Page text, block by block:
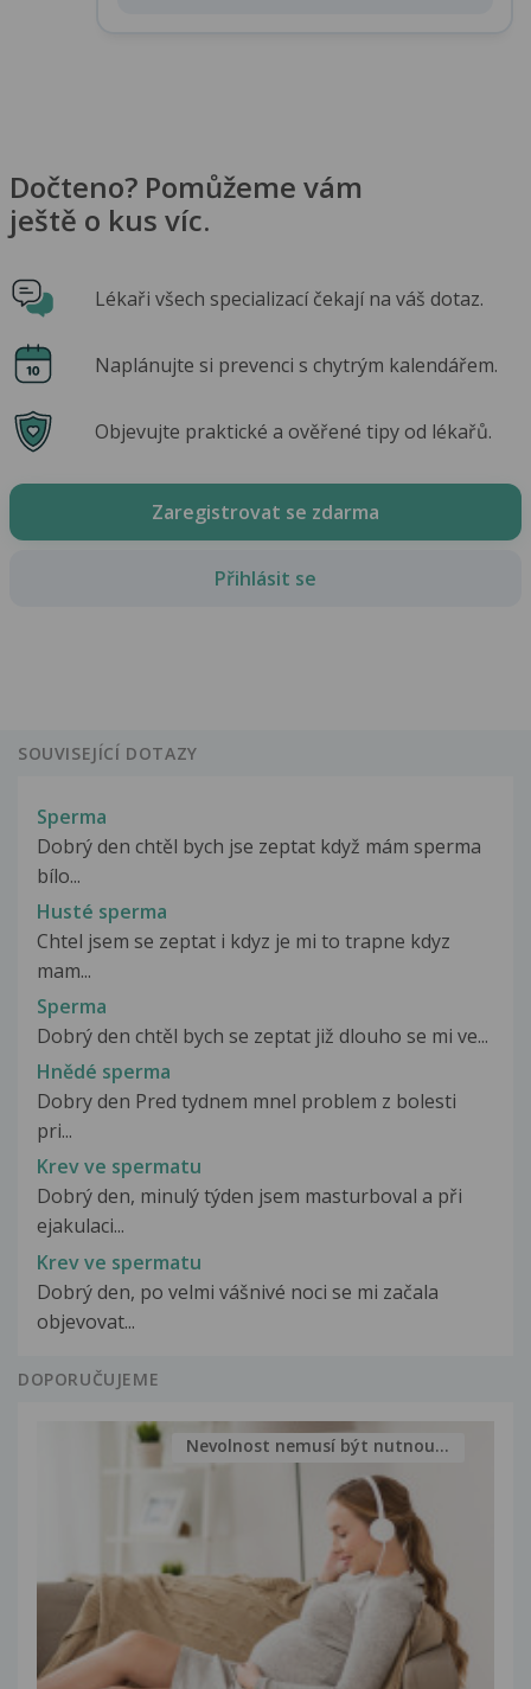
Dočteno? Pomůžeme vám
ještě o kus víc.
Lékaři všech specializací čekají na váš dotaz.
Naplánujte si prevenci s chytrým kalendářem.
Objevujte praktické a ověřené tipy od lékařů.
Zaregistrovat se zdarma
Přihlásit se
SOUVISEJÍCÍ DOTAZY
Sperma
Dobrý den chtěl bych jse zeptat když mám sperma
bílo...
Husté sperma
Chtel jsem se zeptat i kdyz je mi to trapne kdyz
mam...
Sperma
Dobrý den chtěl bych se zeptat již dlouho se mi ve...
Hnědé sperma
Dobry den Pred tydnem mnel problem z bolesti
pri...
Krev ve spermatu
Dobrý den, minulý týden jsem masturboval a při
ejakulaci...
Krev ve spermatu
Dobrý den, po velmi vášnivé noci se mi začala
objevovat...
DOPORUČUJEME
Nevolnost nemusí být nutnou...